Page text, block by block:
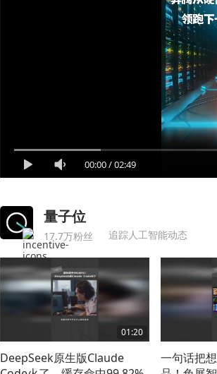
00:00/02:49
量子位
17.7万粉丝 追踪人工智能动态
01:20
DeepSeek原生版Claude
一句话把